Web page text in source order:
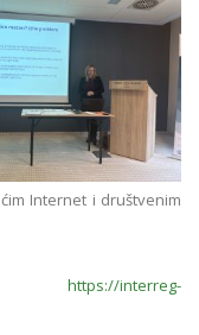
Internet i društvenim
https://interreg-